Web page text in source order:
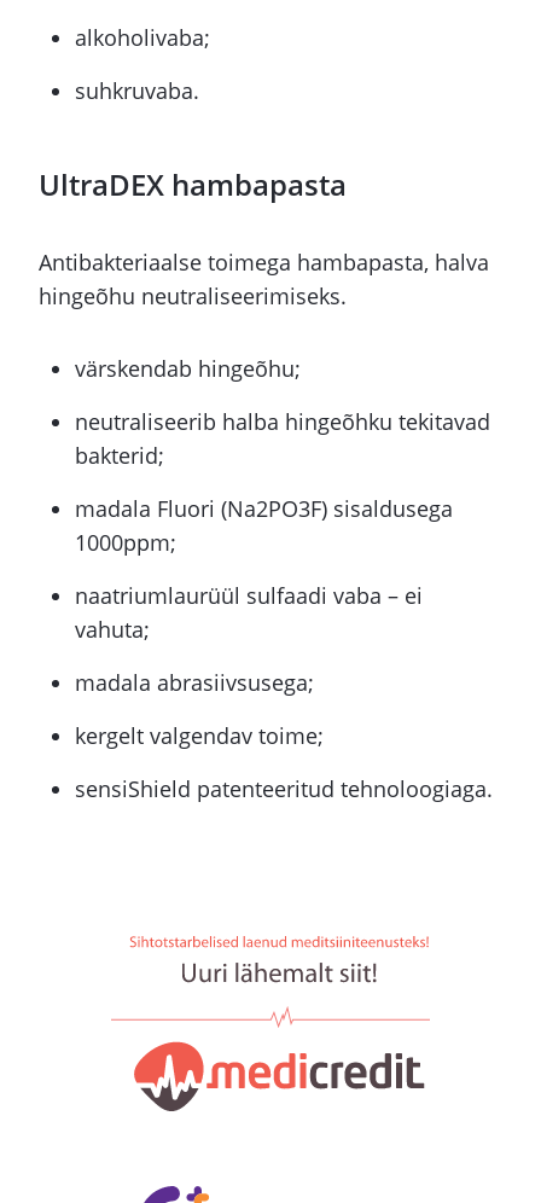
alkoholivaba;
suhkruvaba.
UltraDEX hambapasta
Antibakteriaalse toimega hambapasta, halva
hingeõhu neutraliseerimiseks.
värskendab hingeõhu;
neutraliseerib halba hingeõhku tekitavad
bakterid;
madala Fluori (Na2PO3F) sisaldusega
1000ppm;
naatriumlaurüül sulfaadi vaba – ei
vahuta;
madala abrasiivsusega;
kergelt valgendav toime;
sensiShield patenteeritud tehnoloogiaga.